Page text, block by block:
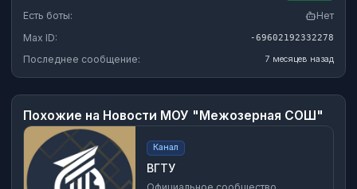
Есть боты:
Нет
Max ID:
-69602192332278
Последнее сообщение: 7 месяцев назад
Похожие на Новости МОУ "Межозерная СОШ"
Канал
ВГТУ